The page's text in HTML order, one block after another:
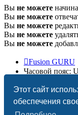
Этот сайт
обеспечения
Вы не можете
Вы не можете
Вы не можете
Вы не можете
Вы не можете
Fusion GURU
Часовой пояс:
Создано на основе